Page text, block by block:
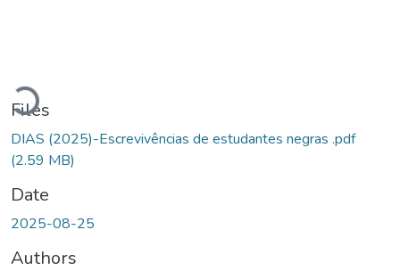
Loading...
Files
DIAS (2025)-Escrevivências de estudantes negras .pdf
(2.59 MB)
Date
2025-08-25
Authors